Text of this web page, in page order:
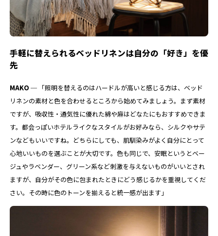
手軽に替えられるベッドリネンは自分の「好き」を優
先
MAKO ─ 「照明を替えるのはハードルが高いと感じる方は、ベッド
リネンの素材と色を合わせるところから始めてみましょう。まず素材
ですが、吸収性・通気性に優れた綿や麻はどなたにもおすすめできま
す。都会っぽいホテルライクなスタイルがお好みなら、シルクやサテ
ンなどもいいですね。どちらにしても、肌馴染みがよく自分にとって
心地いいものを選ぶことが大切です。色も同じで、安眠というとベー
ジュやラベンダー、グリーン系など刺激を与えないものがいいとされ
ますが、自分がその色に包まれたときにどう感じるかを重視してくだ
さい。その時に色のトーンを揃えると統一感が出ます」